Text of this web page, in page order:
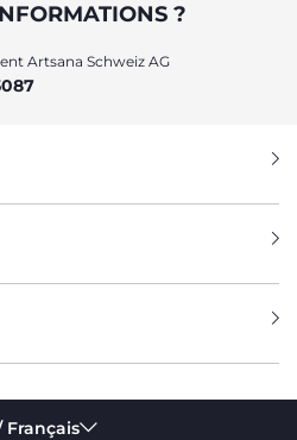
?
Artsana Schweiz AG
Français